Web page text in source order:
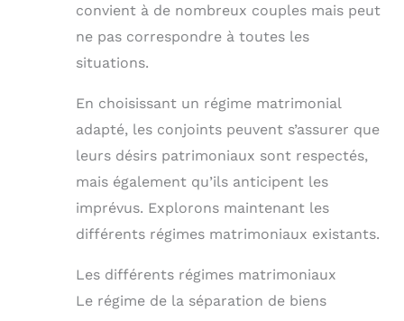
convient à de nombreux couples mais peut
ne pas correspondre à toutes les
situations.
En choisissant un régime matrimonial
adapté, les conjoints peuvent s’assurer que
leurs désirs patrimoniaux sont respectés,
mais également qu’ils anticipent les
imprévus. Explorons maintenant les
différents régimes matrimoniaux existants.
Les différents régimes matrimoniaux
Le régime de la séparation de biens